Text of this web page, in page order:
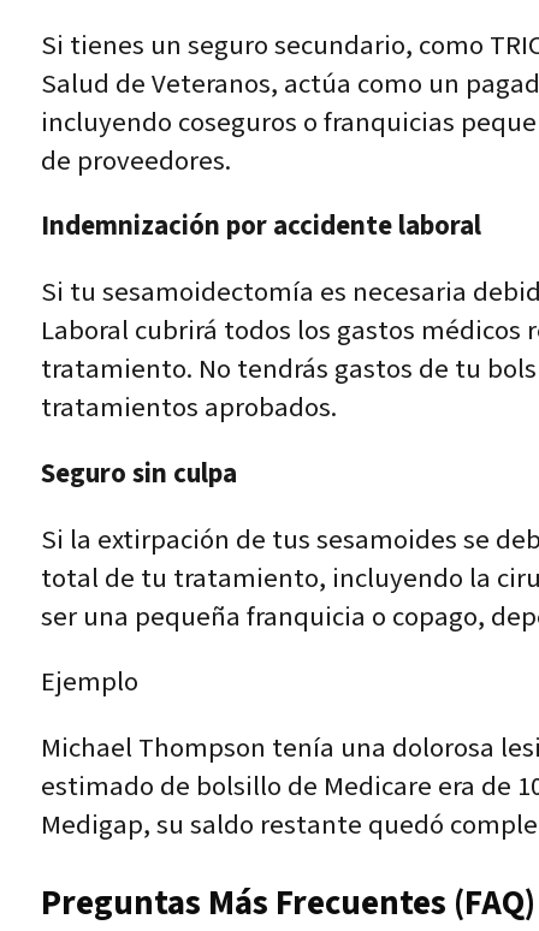
Si tienes un seguro secundario, como
Salud de Veteranos, actúa como un
incluyendo coseguros o franquicias
de proveedores.
Indemnización por accidente laboral
Si tu sesamoidectomía es necesaria
Laboral cubrirá todos los gastos
tratamiento. No tendrás gastos de tu
tratamientos aprobados.
Seguro sin culpa
Si la extirpación de tus sesamoides se
total de tu tratamiento, incluyendo la
ser una pequeña franquicia o copago,
Ejemplo
Michael Thompson tenía una dolorosa
estimado de bolsillo de Medicare era de
Medigap, su saldo restante quedó
Preguntas Más Frecuentes (FAQ)